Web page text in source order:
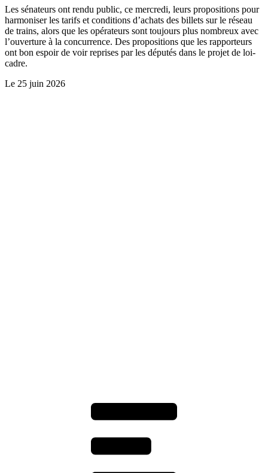
Les sénateurs ont rendu public, ce mercredi, leurs propositions pour
harmoniser les tarifs et conditions d’achats des billets sur le réseau
de trains, alors que les opérateurs sont toujours plus nombreux avec
l’ouverture à la concurrence. Des propositions que les rapporteurs
ont bon espoir de voir reprises par les députés dans le projet de loi-
cadre.
Le 25 juin 2026